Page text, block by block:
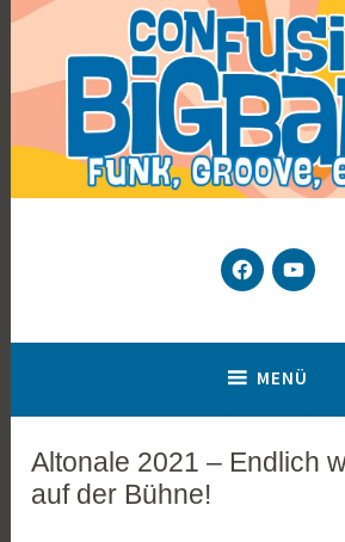
Zum
conFUSION Big
Hamburgs Big Band für Funk & Groove
facebook
MENÜ
ALLGEMEIN
Altonale 2021 – Endlich
auf der Bühne!